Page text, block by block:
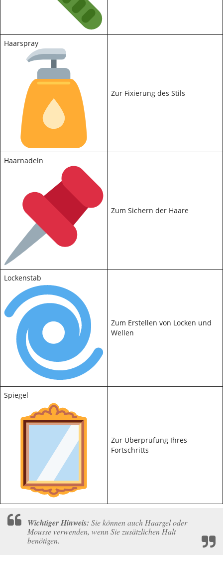
Haarspray
Zur Fixierung des Stils
Haarnadeln
Zum Sichern der Haare
Lockenstab
Zum Erstellen von Locken und
Wellen
Spiegel
Zur Überprüfung Ihres
Fortschritts
Wichtiger Hinweis: Sie können auch Haargel oder
Mousse verwenden, wenn Sie zusätzlichen Halt
benötigen.